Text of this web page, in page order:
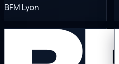
BFM Lyon